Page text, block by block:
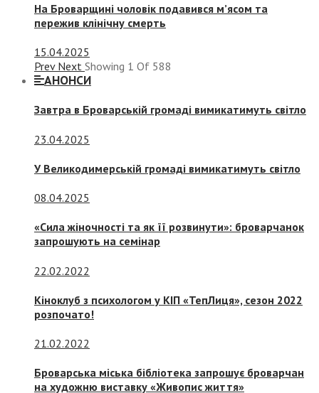
На Броварщині чоловік подавився м’ясом та
пережив клінічну смерть
15.04.2025
Prev Next Showing 1 Of 588
АНОНСИ
Завтра в Броварській громаді вимикатимуть світло
23.04.2025
У Великодимерській громаді вимикатимуть світло
08.04.2025
«Сила жіночності та як її розвинути»: броварчанок
запрошують на семінар
22.02.2022
Кіноклуб з психологом у КІП «ТепЛиця», сезон 2022
розпочато!
21.02.2022
Броварська міська бібліотека запрошує броварчан
на художню виставку «Живопис життя»